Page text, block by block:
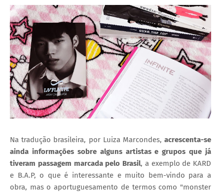
Na tradução brasileira, por Luiza Marcondes, acrescenta-se
ainda informações sobre alguns artistas e grupos que já
tiveram passagem marcada pelo Brasil, a exemplo de KARD
e B.A.P, o que é interessante e muito bem-vindo para a
obra, mas o aportuguesamento de termos como "monster